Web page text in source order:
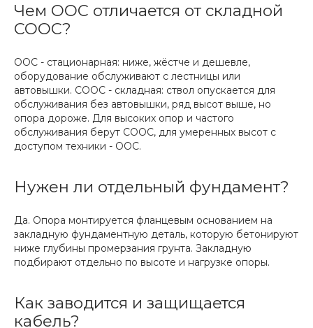
Чем ООС отличается от складной
СООС?
ООС - стационарная: ниже, жёстче и дешевле,
оборудование обслуживают с лестницы или
автовышки. СООС - складная: ствол опускается для
обслуживания без автовышки, ряд высот выше, но
опора дороже. Для высоких опор и частого
обслуживания берут СООС, для умеренных высот с
доступом техники - ООС.
Нужен ли отдельный фундамент?
Да. Опора монтируется фланцевым основанием на
закладную фундаментную деталь, которую бетонируют
ниже глубины промерзания грунта. Закладную
подбирают отдельно по высоте и нагрузке опоры.
Как заводится и защищается
кабель?